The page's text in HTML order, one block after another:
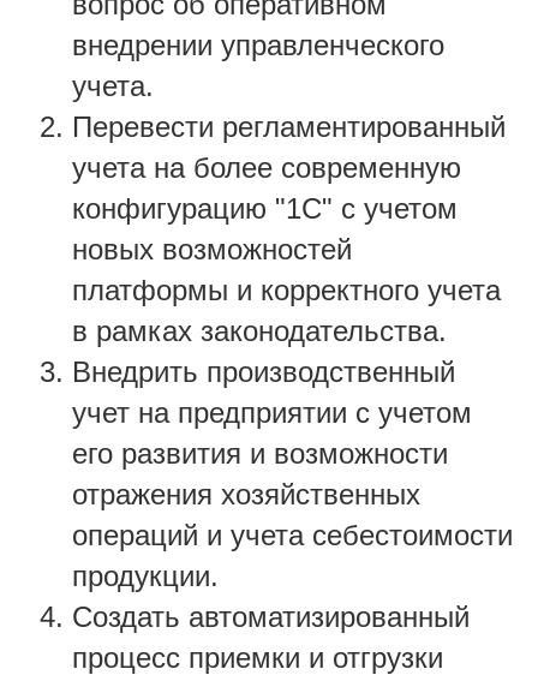
внедрении управленческого
учета.
Перевести регламентированный
учета на более современную
конфигурацию "1С" с учетом
новых возможностей
платформы и корректного учета
в рамках законодательства.
Внедрить производственный
учет на предприятии с учетом
его развития и возможности
отражения хозяйственных
операций и учета себестоимости
продукции.
Создать автоматизированный
процесс приемки и отгрузки